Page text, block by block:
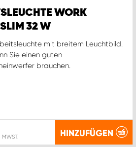
WORK
32 W
mit breitem Leuchtbild.
Sie einen guten
brauchen.
MWST. HINZUFÜGEN